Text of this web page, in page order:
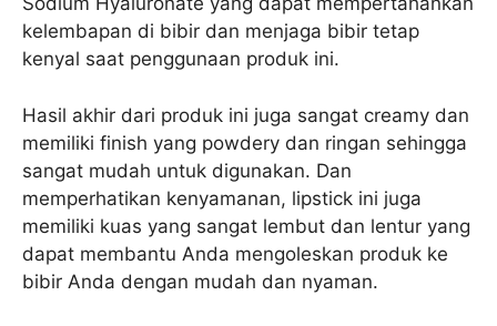
kelembapan di bibir dan menjaga bibir tetap
kenyal saat penggunaan produk ini.
Hasil akhir dari produk ini juga sangat creamy dan
memiliki finish yang powdery dan ringan sehingga
sangat mudah untuk digunakan. Dan
memperhatikan kenyamanan, lipstick ini juga
memiliki kuas yang sangat lembut dan lentur yang
dapat membantu Anda mengoleskan produk ke
bibir Anda dengan mudah dan nyaman.